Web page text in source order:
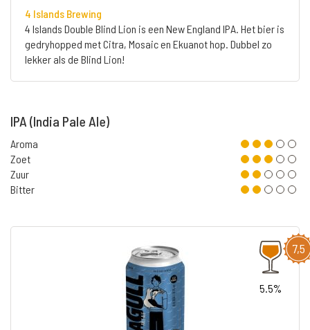
4 Islands Brewing
4 Islands Double Blind Lion is een New England IPA. Het bier is
gedryhopped met Citra, Mosaic en Ekuanot hop. Dubbel zo
lekker als de Blind Lion!
IPA (India Pale Ale)
Aroma
Zoet
Zuur
Bitter
7,5
5.5%